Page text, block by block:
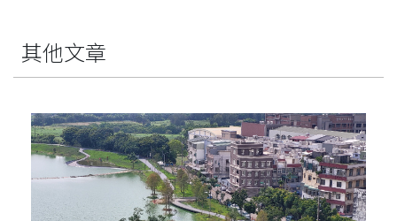
其他文章